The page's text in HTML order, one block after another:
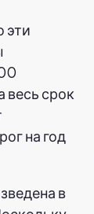
эти
весь срок
на год
в